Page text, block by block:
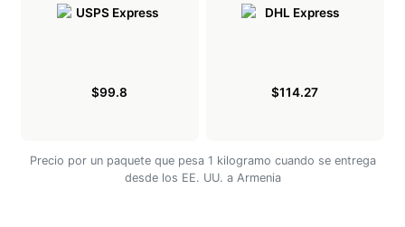
$99.8 $114.27
Precio por un paquete que pesa 1 kilogramo cuando se entrega
desde los EE. UU. a Armenia